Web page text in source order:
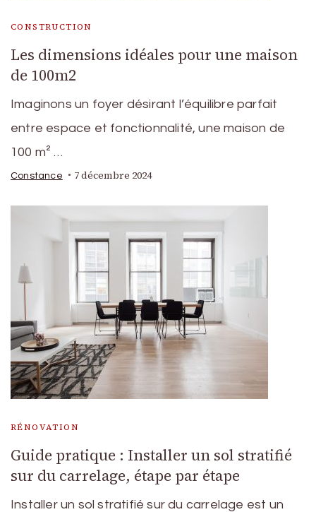
CONSTRUCTION
Les dimensions idéales pour une maison
de 100m2
Imaginons un foyer désirant l’équilibre parfait
entre espace et fonctionnalité, une maison de
100 m² …
Constance 7 décembre 2024
RÉNOVATION
Guide pratique : Installer un sol stratifié
sur du carrelage, étape par étape
Installer un sol stratifié sur du carrelage est un